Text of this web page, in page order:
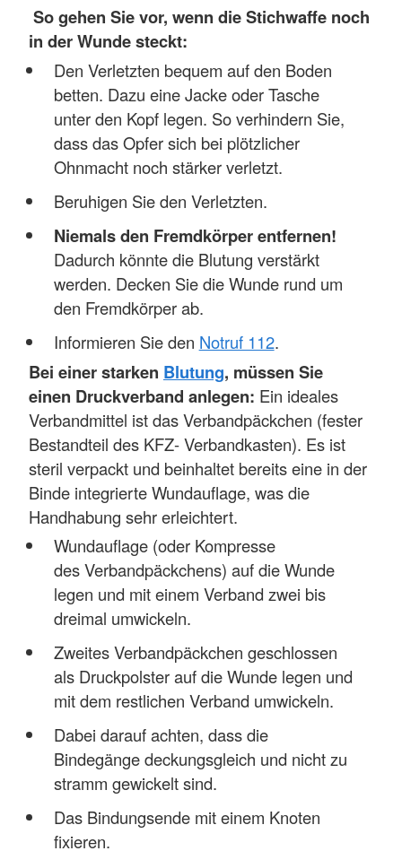
So gehen Sie vor, wenn die Stichwaffe noch
in der Wunde steckt:
Den Verletzten bequem auf den Boden
betten. Dazu eine Jacke oder Tasche
unter den Kopf legen. So verhindern Sie,
dass das Opfer sich bei plötzlicher
Ohnmacht noch stärker verletzt.
Beruhigen Sie den Verletzten.
Niemals den Fremdkörper entfernen!
Dadurch könnte die Blutung verstärkt
werden. Decken Sie die Wunde rund um
den Fremdkörper ab.
Informieren Sie den Notruf 112.
Bei einer starken Blutung, müssen Sie
einen Druckverband anlegen: Ein ideales
Verbandmittel ist das Verbandpäckchen (fester
Bestandteil des KFZ- Verbandkasten). Es ist
steril verpackt und beinhaltet bereits eine in der
Binde integrierte Wundauflage, was die
Handhabung sehr erleichtert.
Wundauflage (oder Kompresse
des Verbandpäckchens) auf die Wunde
legen und mit einem Verband zwei bis
dreimal umwickeln.
Zweites Verbandpäckchen geschlossen
als Druckpolster auf die Wunde legen und
mit dem restlichen Verband umwickeln.
Dabei darauf achten, dass die
Bindegänge deckungsgleich und nicht zu
stramm gewickelt sind.
Das Bindungsende mit einem Knoten
fixieren.